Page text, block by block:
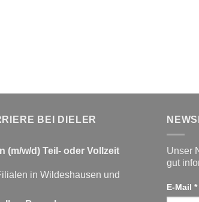
BEI DIELER
(m/w/d) Teil- oder Vollzeit
in Wildeshausen und
Unser
gut
E-Mail *